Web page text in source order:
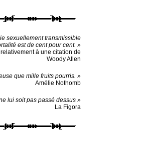
sexuellement transmissible
est de cent pour cent. »
à une citation de
Woody Allen
que mille fruits pourris. »
Amélie Nothomb
lui soit pas passé dessus »
La Figora